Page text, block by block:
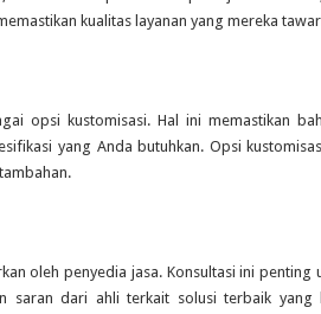
kualitas layanan yang mereka
opsi kustomisasi. Hal ini memastikan
yang Anda butuhkan. Opsi
oleh penyedia jasa. Konsultasi ini penting
saran dari ahli terkait solusi terbaik yang